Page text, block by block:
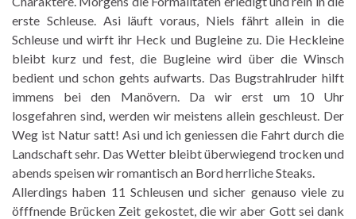
erste Schleuse. Asi läuft voraus, Niels fährt allein in die
Schleuse und wirft ihr Heck und Bugleine zu. Die Heckleine
bleibt kurz und fest, die Bugleine wird über die Winsch
bedient und schon gehts aufwarts. Das Bugstrahlruder hilft
immens bei den Manövern. Da wir erst um 10 Uhr
losgefahren sind, werden wir meistens allein geschleust. Der
Weg ist Natur satt! Asi und ich geniessen die Fahrt durch die
Landschaft sehr. Das Wetter bleibt überwiegend trocken und
abends speisen wir romantisch an Bord herrliche Steaks.
Allerdings haben 11 Schleusen und sicher genauso viele zu
öfffnende Brücken Zeit gekostet, die wir aber Gott sei dank